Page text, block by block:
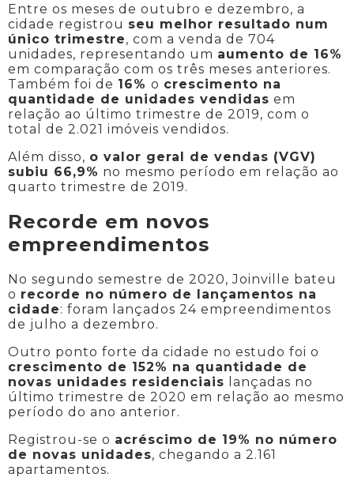
Entre os meses de outubro e dezembro, a
cidade registrou seu melhor resultado num
único trimestre, com a venda de 704
unidades, representando um aumento de 16%
em comparação com os três meses anteriores.
Também foi de 16% o crescimento na
quantidade de unidades vendidas em
relação ao último trimestre de 2019, com o
total de 2.021 imóveis vendidos.
Além disso, o valor geral de vendas (VGV)
subiu 66,9% no mesmo período em relação ao
quarto trimestre de 2019.
Recorde em novos
empreendimentos
No segundo semestre de 2020, Joinville bateu
o recorde no número de lançamentos na
cidade: foram lançados 24 empreendimentos
de julho a dezembro.
Outro ponto forte da cidade no estudo foi o
crescimento de 152% na quantidade de
novas unidades residenciais lançadas no
último trimestre de 2020 em relação ao mesmo
período do ano anterior.
Registrou-se o acréscimo de 19% no número
de novas unidades, chegando a 2.161
apartamentos.